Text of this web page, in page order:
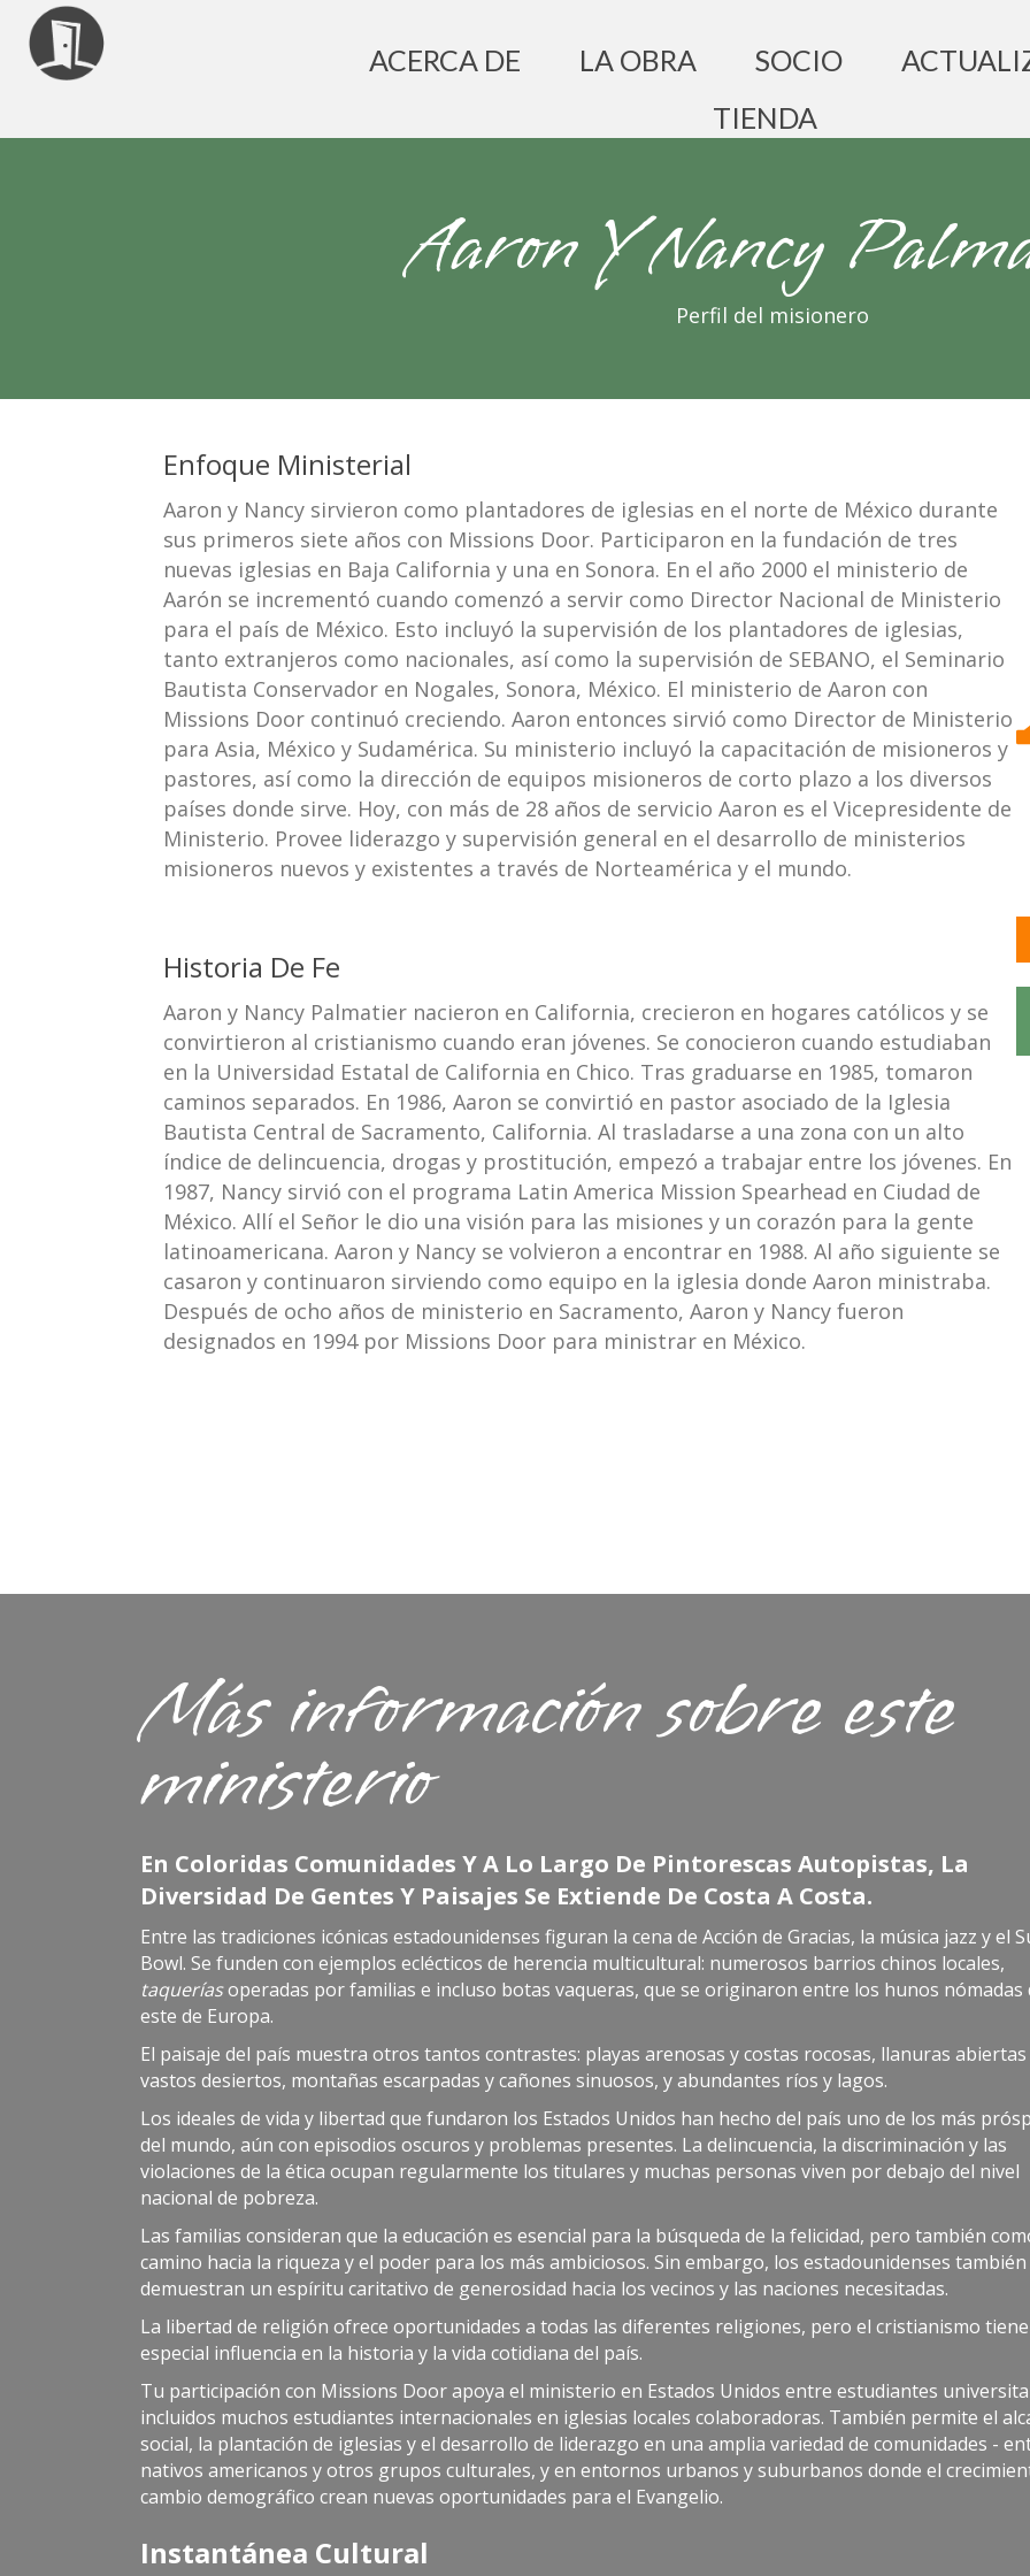
ACERCA DE LA OBRA SOCIO
TIENDA
Aaron Y Nancy
Perfil del misionero
Enfoque Ministerial
Aaron y Nancy sirvieron como plantadores de iglesias en el norte de México durante
sus primeros siete años con Missions Door. Participaron en la fundación de tres
nuevas iglesias en Baja California y una en Sonora. En el año 2000 el ministerio de
Aarón se incrementó cuando comenzó a servir como Director Nacional de Ministerio
para el país de México. Esto incluyó la supervisión de los plantadores de iglesias,
tanto extranjeros como nacionales, así como la supervisión de SEBANO, el Seminario
Bautista Conservador en Nogales, Sonora, México. El ministerio de Aaron con
Missions Door continuó creciendo. Aaron entonces sirvió como Director de Ministerio
para Asia, México y Sudamérica. Su ministerio incluyó la capacitación de misioneros y
pastores, así como la dirección de equipos misioneros de corto plazo a los diversos
países donde sirve. Hoy, con más de 28 años de servicio Aaron es el Vicepresidente de
Ministerio. Provee liderazgo y supervisión general en el desarrollo de ministerios
misioneros nuevos y existentes a través de Norteamérica y el mundo.
Historia De Fe
Aaron y Nancy Palmatier nacieron en California, crecieron en hogares católicos y se
convirtieron al cristianismo cuando eran jóvenes. Se conocieron cuando estudiaban
en la Universidad Estatal de California en Chico. Tras graduarse en 1985, tomaron
caminos separados. En 1986, Aaron se convirtió en pastor asociado de la Iglesia
Bautista Central de Sacramento, California. Al trasladarse a una zona con un alto
índice de delincuencia, drogas y prostitución, empezó a trabajar entre los jóvenes. En
1987, Nancy sirvió con el programa Latin America Mission Spearhead en Ciudad de
México. Allí el Señor le dio una visión para las misiones y un corazón para la gente
latinoamericana. Aaron y Nancy se volvieron a encontrar en 1988. Al año siguiente se
casaron y continuaron sirviendo como equipo en la iglesia donde Aaron ministraba.
Después de ocho años de ministerio en Sacramento, Aaron y Nancy fueron
designados en 1994 por Missions Door para ministrar en México.
Más información sobre este
ministerio
En Coloridas Comunidades Y A Lo Largo De Pintorescas Autopistas, La
Diversidad De Gentes Y Paisajes Se Extiende De Costa A Costa.
Entre las tradiciones icónicas estadounidenses figuran la cena de Acción de Gracias, la música jazz y el
Bowl. Se funden con ejemplos eclécticos de herencia multicultural: numerosos barrios chinos locales,
taqueríasoperadas por familias e incluso botas vaqueras, que se originaron entre los hunos nómadas
este de Europa.
El paisaje del país muestra otros tantos contrastes: playas arenosas y costas rocosas, llanuras abiertas
vastos desiertos, montañas escarpadas y cañones sinuosos, y abundantes ríos y lagos.
Los ideales de vida y libertad que fundaron los Estados Unidos han hecho del país uno de los más
del mundo, aún con episodios oscuros y problemas presentes. La delincuencia, la discriminación y las
violaciones de la ética ocupan regularmente los titulares y muchas personas viven por debajo del nivel
nacional de pobreza.
Las familias consideran que la educación es esencial para la búsqueda de la felicidad, pero también
camino hacia la riqueza y el poder para los más ambiciosos. Sin embargo, los estadounidenses también
demuestran un espíritu caritativo de generosidad hacia los vecinos y las naciones necesitadas.
La libertad de religión ofrece oportunidades a todas las diferentes religiones, pero el cristianismo tiene
especial influencia en la historia y la vida cotidiana del país.
Tu participación con Missions Door apoya el ministerio en Estados Unidos entre estudiantes
incluidos muchos estudiantes internacionales en iglesias locales colaboradoras. También permite el
social, la plantación de iglesias y el desarrollo de liderazgo en una amplia variedad de comunidades -
nativos americanos y otros grupos culturales, y en entornos urbanos y suburbanos donde el
cambio demográfico crean nuevas oportunidades para el Evangelio.
Instantánea Cultural